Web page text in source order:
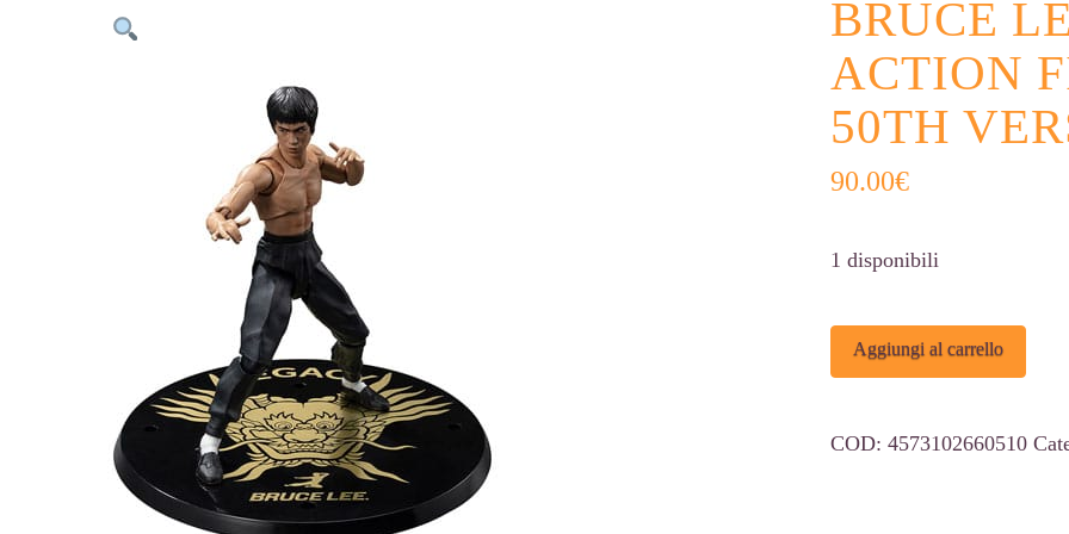
BRUCE
ACTION
50TH
90.00€
1 disponibili
Bruce
Lee
Figuarts
Aggiungi al carrello
COD: 4573102660510